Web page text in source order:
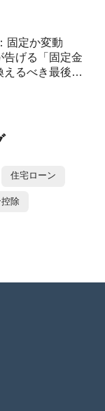
固定か変動
告げる「固定金
えるべき最後の
住宅ローン
除